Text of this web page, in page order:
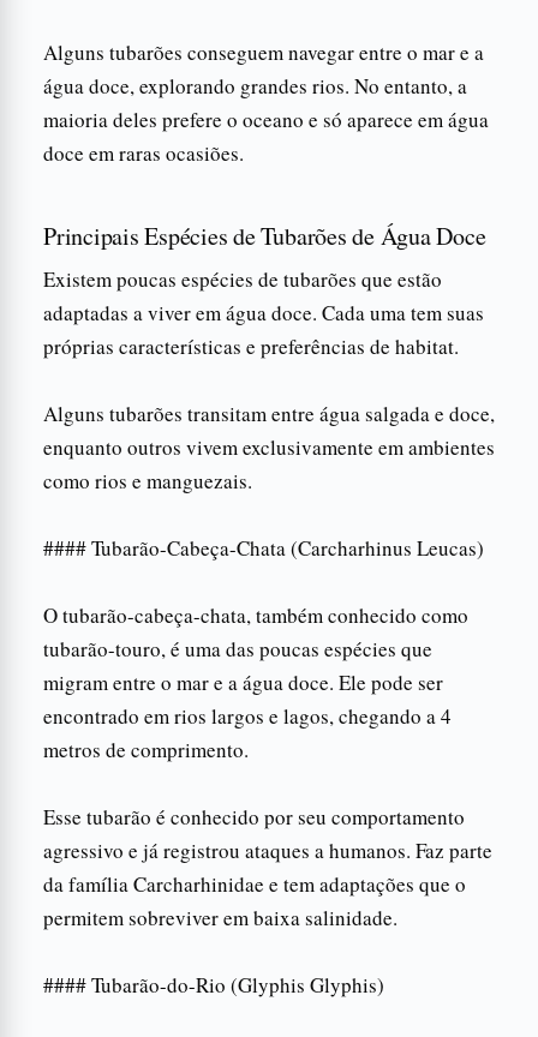
Alguns tubarões conseguem navegar entre o mar e a
água doce, explorando grandes rios. No entanto, a
maioria deles prefere o oceano e só aparece em água
doce em raras ocasiões.
Principais Espécies de Tubarões de Água Doce
Existem poucas espécies de tubarões que estão
adaptadas a viver em água doce. Cada uma tem suas
próprias características e preferências de habitat.
Alguns tubarões transitam entre água salgada e doce,
enquanto outros vivem exclusivamente em ambientes
como rios e manguezais.
#### Tubarão-Cabeça-Chata (Carcharhinus Leucas)
O tubarão-cabeça-chata, também conhecido como
tubarão-touro, é uma das poucas espécies que
migram entre o mar e a água doce. Ele pode ser
encontrado em rios largos e lagos, chegando a 4
metros de comprimento.
Esse tubarão é conhecido por seu comportamento
agressivo e já registrou ataques a humanos. Faz parte
da família Carcharhinidae e tem adaptações que o
permitem sobreviver em baixa salinidade.
#### Tubarão-do-Rio (Glyphis Glyphis)